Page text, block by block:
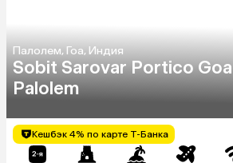
Палолем, Гоа, Индия
Sobit Sarovar Portico Goa
Palolem
Кешбэк 4% по карте Т-Банка